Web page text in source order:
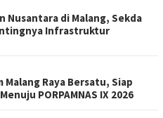
Nusantara di Malang, Sekda
Infrastruktur
Malang Raya Bersatu, Siap
PORPAMNAS IX 2026